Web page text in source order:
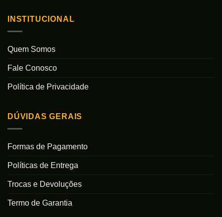
INSTITUCIONAL
Quem Somos
Fale Conosco
Política de Privacidade
DÚVIDAS GERAIS
Formas de Pagamento
Políticas de Entrega
Trocas e Devoluções
Termo de Garantia